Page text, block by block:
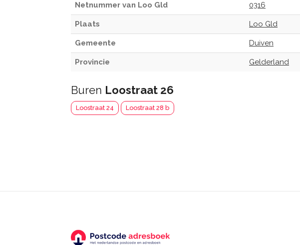
Netnummer van Loo Gld 0316
Plaats Loo Gld
Gemeente Duiven
Provincie Gelderland
Buren Loostraat 26
Loostraat 24 Loostraat 28 b